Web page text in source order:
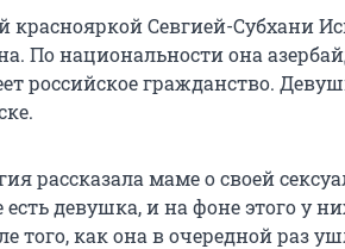
краснояркой Севгией-Субхани
По национальности она
российское гражданство.
рассказала маме о своей
девушка, и на фоне этого у
того, как она в очередной раз